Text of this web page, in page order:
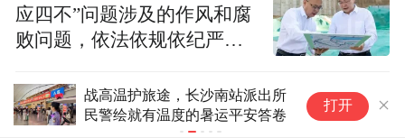
战高温护旅途，长沙南站派出所
民警绘就有温度的暑运平安答卷
打开
应四不”问题涉及的作风和腐
败问题，依法依规依纪严肃
光力度